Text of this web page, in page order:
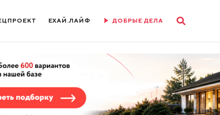
ЕХАЙ.ЛАЙФ ДОБРЫЕ ДЕЛА